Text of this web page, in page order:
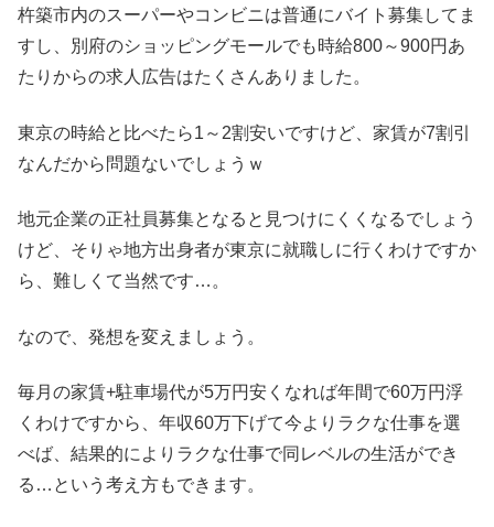
杵築市内のスーパーやコンビニは普通にバイト募集してま
すし、別府のショッピングモールでも時給800～900円あ
たりからの求人広告はたくさんありました。
東京の時給と比べたら1～2割安いですけど、家賃が7割引
なんだから問題ないでしょうｗ
地元企業の正社員募集となると見つけにくくなるでしょう
けど、そりゃ地方出身者が東京に就職しに行くわけですか
ら、難しくて当然です…。
なので、発想を変えましょう。
毎月の家賃+駐車場代が5万円安くなれば年間で60万円浮
くわけですから、年収60万下げて今よりラクな仕事を選
べば、結果的によりラクな仕事で同レベルの生活ができ
る…という考え方もできます。